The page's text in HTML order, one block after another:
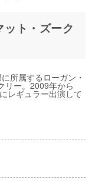
ト・ズーク
所属するローガン・
リー。2009年から
レギュラー出演して